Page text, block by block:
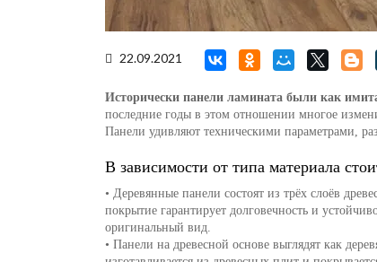
22.09.2021
Исторически панели ламината были как
последние годы в этом отношении многое
Панели удивляют техническими параметрами,
В зависимости от типа материала
• Деревянные панели состоят из трёх слоёв
покрытие гарантирует долговечность и
оригинальный вид.
• Панели на древесной основе выглядят как